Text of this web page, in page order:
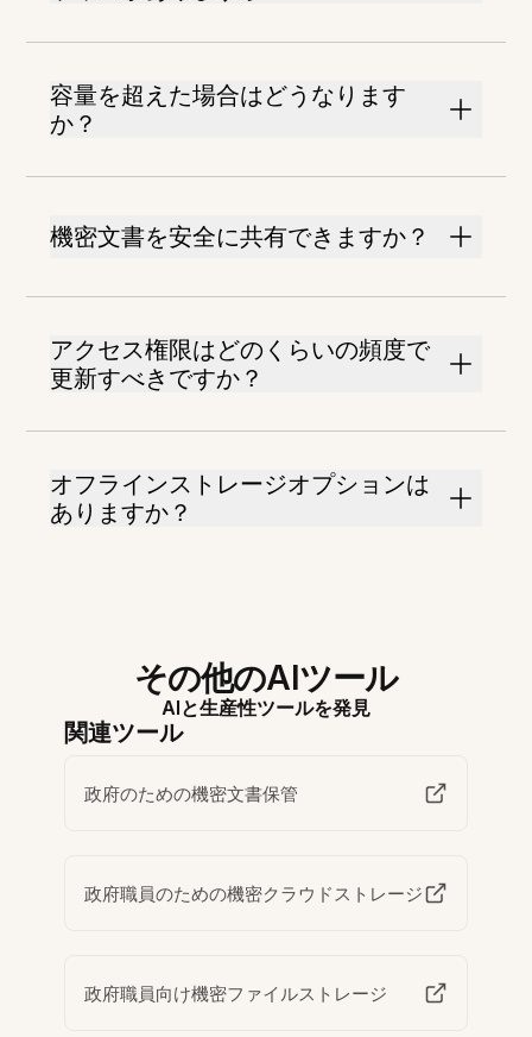
容量を超えた場合はどうなります
か？
機密文書を安全に共有できますか？
アクセス権限はどのくらいの頻度で
更新すべきですか？
オフラインストレージオプションは
ありますか？
その他のAIツール
AIと生産性ツールを発見
関連ツール
政府のための機密文書保管
政府職員のための機密クラウドストレージ
政府職員向け機密ファイルストレージ